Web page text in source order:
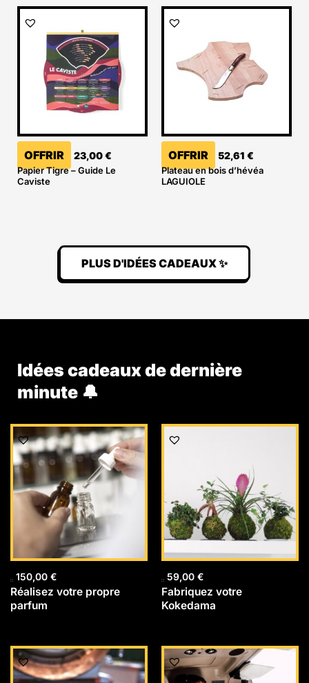
OFFRIR 23,00€
Papier Tigre – Guide Le
Caviste
OFFRIR 52,61 €
Plateau en bois d’hévéa
LAGUIOLE
PLUS D'IDÉES CADEAUX ✨
Idées cadeaux de dernière
minute 🔔
150,00 €
Réalisez votre propre
parfum
59,00 €
Fabriquez votre
Kokedama